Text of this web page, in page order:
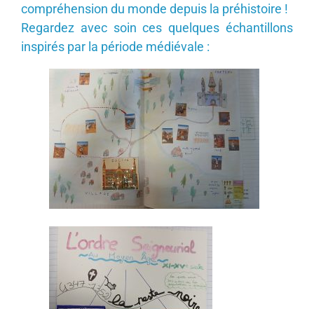
compréhension du monde depuis la préhistoire !
Regardez avec soin ces quelques échantillons
inspirés par la période médiévale :